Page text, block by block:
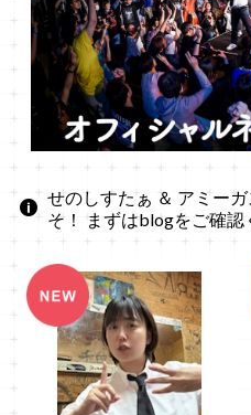
せのしすたぁ ＆ アミー
そ！ まずはblogをご確認